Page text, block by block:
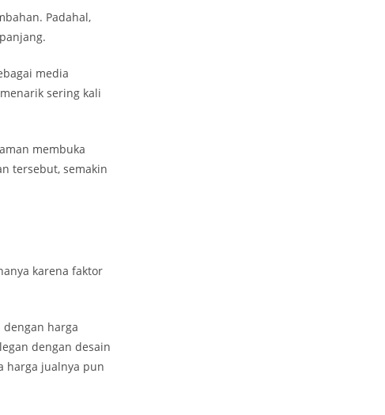
Padahal,
media
sering kali
membuka
tersebut, semakin
karena faktor
harga
dengan desain
harga jualnya pun